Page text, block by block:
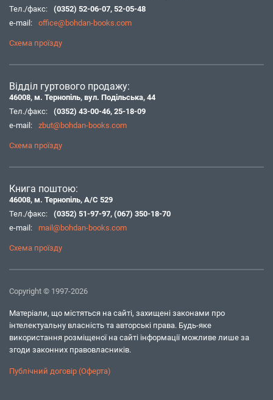
Тел./факс:
(0352) 52-06-07, 52-05-48
e-mail:
office@bohdan-books.com
Схема проїзду
Відділ гуртового продажу:
46008, м. Тернопіль, вул. Подільська, 44
Тел./факс:
(0352) 43-00-46, 25-18-09
e-mail:
zbut@bohdan-books.com
Схема проїзду
Книга поштою:
46008, м. Тернопіль, А/С 529
Тел./факс:
(0352) 51-97-97, (067) 350-18-70
e-mail:
mail@bohdan-books.com
Схема проїзду
Copyright © 1997-2026
Матеріали, що містяться на сайті, захищені законами про
інтелектуальну власність та авторські права. Будь-яке
використання розміщеної на сайті інформації можливе лише за
згоди законних правовласників.
Публічний договір (Оферта)